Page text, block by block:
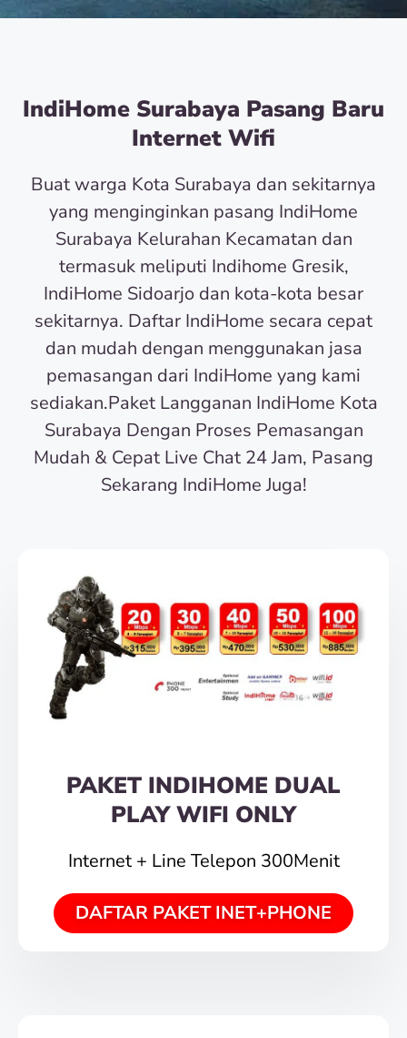
IndiHome Surabaya Pasang Baru
Internet Wifi
Buat warga Kota Surabaya dan sekitarnya
yang menginginkan pasang IndiHome
Surabaya Kelurahan Kecamatan dan
termasuk meliputi Indihome Gresik,
IndiHome Sidoarjo dan kota-kota besar
sekitarnya. Daftar IndiHome secara cepat
dan mudah dengan menggunakan jasa
pemasangan dari IndiHome yang kami
sediakan.Paket Langganan IndiHome Kota
Surabaya Dengan Proses Pemasangan
Mudah & Cepat Live Chat 24 Jam, Pasang
Sekarang IndiHome Juga!
PAKET INDIHOME DUAL
PLAY WIFI ONLY
Internet + Line Telepon 300Menit
DAFTAR PAKET INET+PHONE